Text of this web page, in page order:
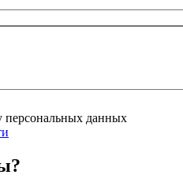
персональных данных